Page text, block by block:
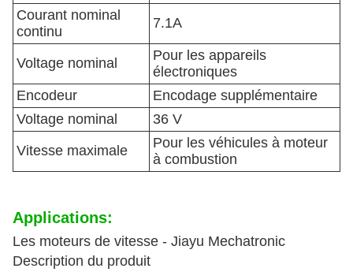
Courant nominal
continu
7.1A
Voltage nominal
Pour les appareils
électroniques
Encodeur
Encodage supplémentaire
Voltage nominal
36 V
Vitesse maximale
Pour les véhicules à moteur
à combustion
Applications:
Les moteurs de vitesse - Jiayu Mechatronic
Description du produit